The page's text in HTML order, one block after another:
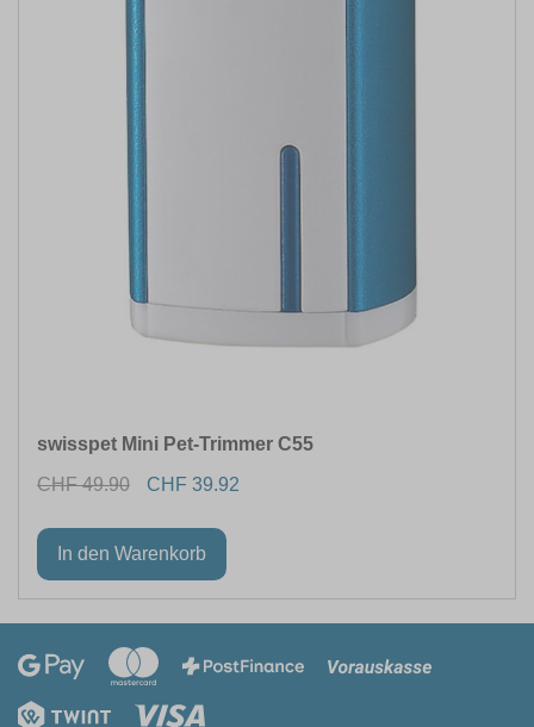
swisspet Mini Pet-Trimmer C55
CHF 49.90
CHF 39.92